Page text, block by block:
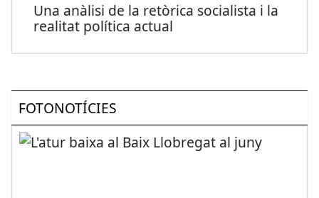
Una anàlisi de la retòrica socialista i la
realitat política actual
FOTONOTÍCIES